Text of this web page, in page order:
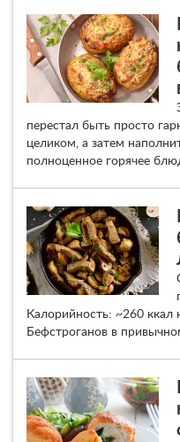
перестал быть просто
целиком, а затем
полноценное горячее
Калорийность: ~260 ккал
Бефстроганов в